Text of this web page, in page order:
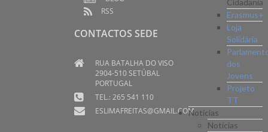
Cidadania
Erasmus+
Loja
Solidária
dos
Jovens
Projeto
TT
Notícias
Notícias
RSS
CONTACTOS SEDE
RUA BATALHA DO VISO
2904-510 SETÚBAL
PORTUGAL
TEL.: 265 541 110
ESLIMAFREITAS@GMAIL.COM